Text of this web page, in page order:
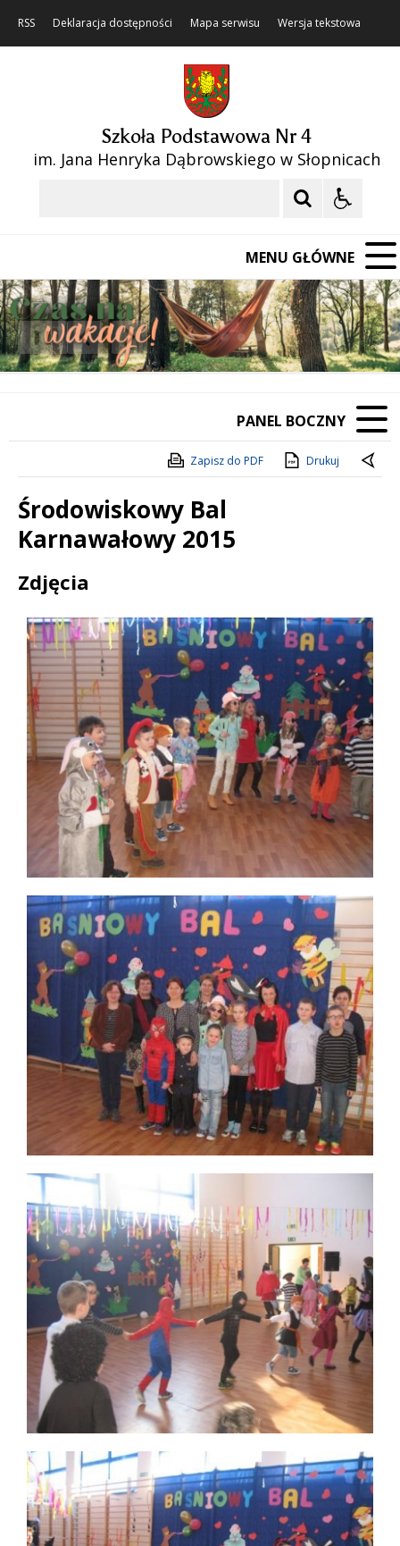
RSS Deklaracja dostępności Mapa serwisu Wersja tekstowa
Szkoła Podstawowa Nr 4
im. Jana Henryka Dąbrowskiego w Słopnicach
MENU GŁÓWNE
Poprzedni Element
Następny Element
❚❚
PANEL BOCZNY
Zapisz do PDF Drukuj
Środowiskowy Bal
Karnawałowy 2015
Treść
Zdjęcia